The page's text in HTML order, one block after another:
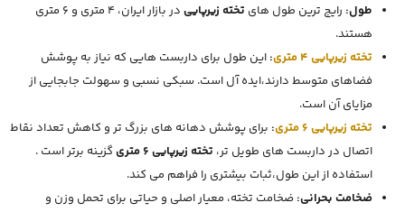
طول: رایج ترین طول های تخته زیرپایی
در بازار ایران، 4 متری و 6 متری
هستند.
تخته زیرپایی 4 متری
: این طول برای داربست هایی که نیاز به پوشش
فضاهای متوسط دارند،ایده آل است. سبکی نسبی و سهولت جابجایی از
مزایای آن است.
تخته زیرپایی 6 متری
: برای پوشش دهانه های بزرگ تر و کاهش تعداد نقاط
اتصال در داربست های طویل تر، تخته زیرپایی 6 متری
گزینه برتر است .
استفاده از این طول،ثبات بیشتری را فراهم می کند.
ضخامت بحرانی: ضخامت تخته، معیار اصلی و حیاتی برای تحمل وزن و